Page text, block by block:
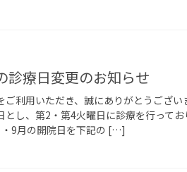
診療日変更のお知らせ
ご利用いただき、誠にありがとうござい
とし、第2・第4火曜日に診療を行って
9月の開院日を下記の […]